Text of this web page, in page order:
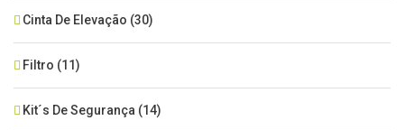
Cinta De Elevação (30)
Filtro (11)
Kit´s De Segurança (14)